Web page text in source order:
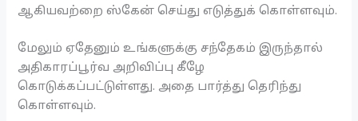
ஆகியவற்றை ஸ்கேன் செய்து எடுத்துக் கொள்ளவும்.
மேலும் ஏதேனும் உங்களுக்கு சந்தேகம் இருந்தால்
அதிகாரப்பூர்வ அறிவிப்பு கீழே
கொடுக்கப்பட்டுள்ளது. அதை பார்த்து தெரிந்து
கொள்ளவும்.